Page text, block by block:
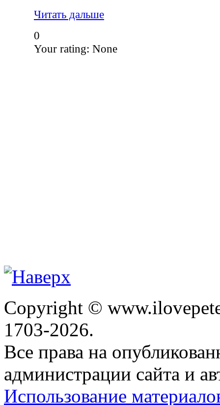
Читать дальше
0
Your rating: None
Copyright ©
1703-2026.
Все права на
администрации сайта и
Использование